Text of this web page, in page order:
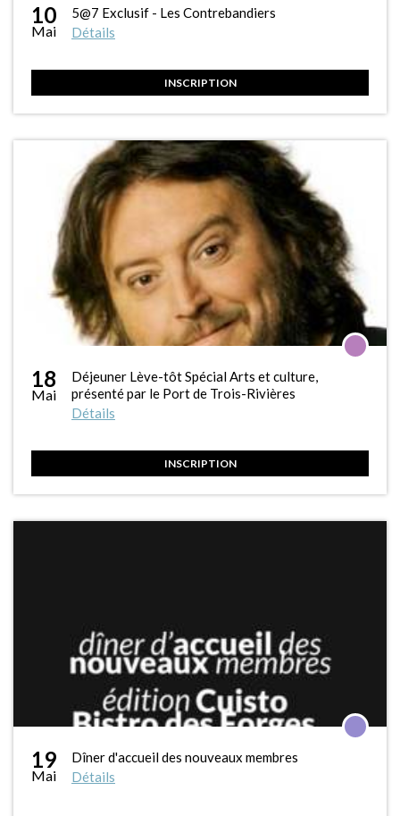
10
Mai
5@7 Exclusif - Les Contrebandiers
Détails
INSCRIPTION
18
Mai
Déjeuner Lève-tôt Spécial Arts et culture,
présenté par le Port de Trois-Rivières
Détails
INSCRIPTION
19
Mai
Dîner d'accueil des nouveaux membres
Détails